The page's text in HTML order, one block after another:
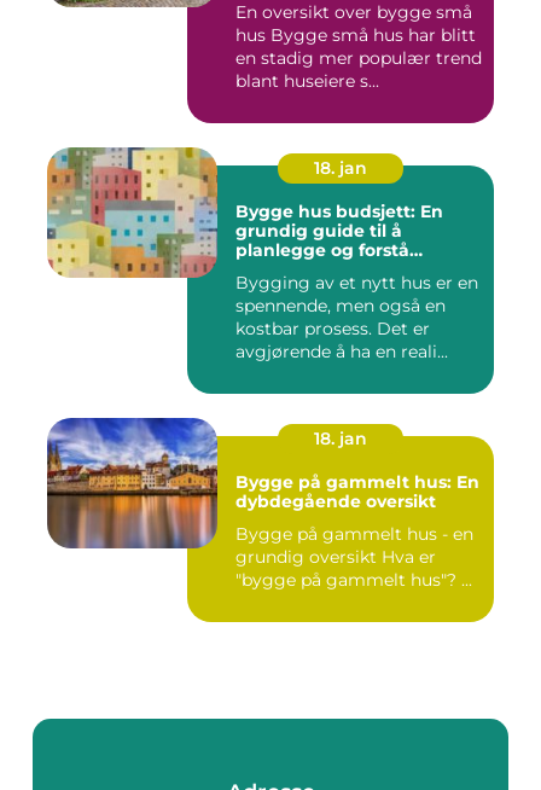
En oversikt over bygge små
hus Bygge små hus har blitt
en stadig mer populær trend
blant huseiere s...
18. jan
Bygge hus budsjett: En
grundig guide til å
planlegge og forstå
Bygging av et nytt hus er en
spennende, men også en
kostbar prosess. Det er
avgjørende å ha en reali...
18. jan
Bygge på gammelt hus: En
dybdegående oversikt
Bygge på gammelt hus - en
grundig oversikt Hva er
"bygge på gammelt hus"? ...